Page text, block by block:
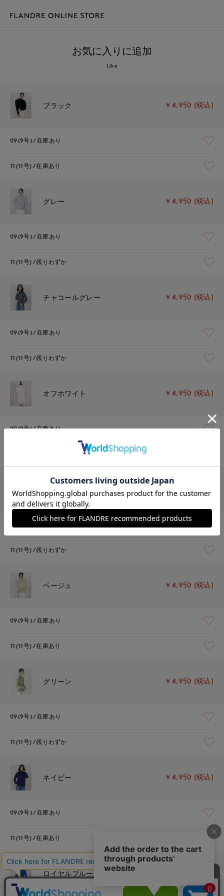
お気に入りに追加
Like
ブラック ￥4,950 (税込)
09(9号) 在庫あり
11(11号) 在庫あり
グレー ￥4,950 (税込)
09(9号) 在庫あり
11(11号) 残りわずか
チャコールグレー ￥4,950 (税込)
09(9号) 在庫あり
11(11号) 残りわずか
オフホワイト ￥4,950 (税込)
09(9号) 在庫あり
レッド ￥4,950 (税込)
09(9号)
11(11号) 残りわずか
ベージュ ￥4,950 (税込)
09(9号) 在庫あり
11(11号) 在庫あり
グリーン ￥4,950 (税込)
09(9号) 在庫あり
11(11号) 残りわずか
ネイビー ￥4,950 (税込)
09(9号) 在庫あり
11(11号) 在庫あり
ロイヤルブルー